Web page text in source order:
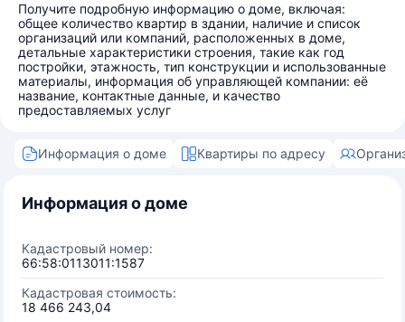
Получите подробную информацию о доме, включая:
общее количество квартир в здании, наличие и список
организаций или компаний, расположенных в доме,
детальные характеристики строения, такие как год
постройки, этажность, тип конструкции и использованные
материалы, информация об управляющей компании: её
название, контактные данные, и качество
предоставляемых услуг
Информация о доме Квартиры по адресу
Информация о доме
Кадастровый номер:
66:58:0113011:1587
Кадастровая стоимость:
18 466 243,04